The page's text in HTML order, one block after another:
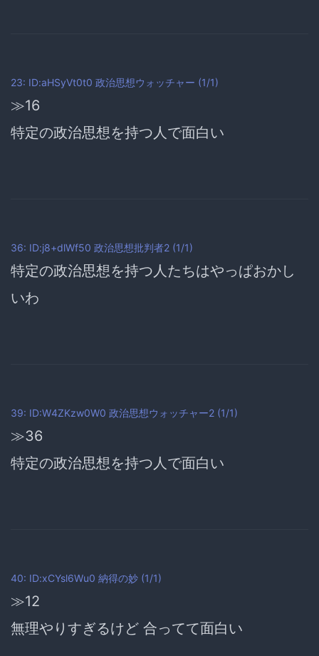
23: ID:aHSyVt0t0 政治思想ウォッチャー (1/1)
≫16
特定の政治思想を持つ人で面白い
36: ID:j8+dlWf50 政治思想批判者2 (1/1)
特定の政治思想を持つ人たちはやっぱおかし
いわ
39: ID:W4ZKzw0W0 政治思想ウォッチャー2 (1/1)
≫36
特定の政治思想を持つ人で面白い
40: ID:xCYsl6Wu0 納得の妙 (1/1)
≫12
無理やりすぎるけど 合ってて面白い